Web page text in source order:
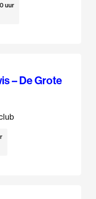
uur
– De Grote